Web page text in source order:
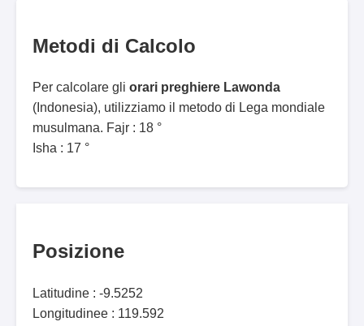
Metodi di Calcolo
Per calcolare gli orari preghiere Lawonda
(Indonesia), utilizziamo il metodo di Lega mondiale
musulmana. Fajr : 18 °
Isha : 17 °
Posizione
Latitudine : -9.5252
Longitudinee : 119.592